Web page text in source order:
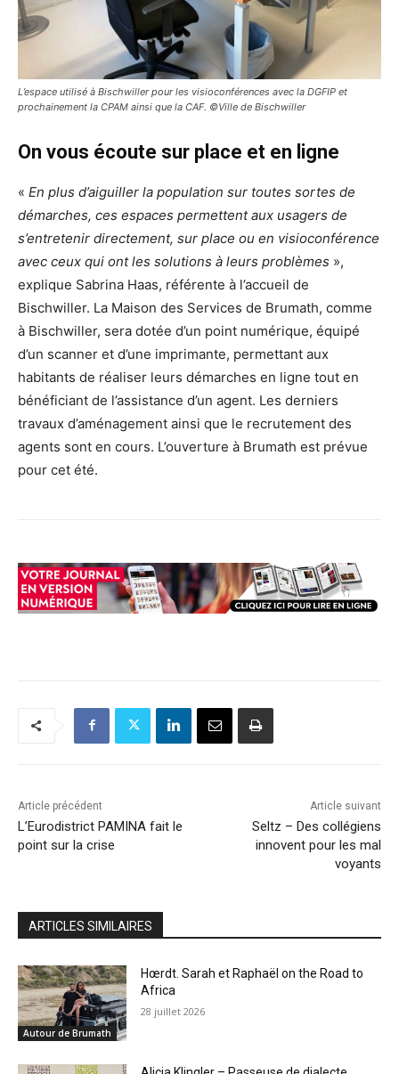
L’espace utilisé à Bischwiller pour les visioconférences avec la DGFIP et
prochainement la CPAM ainsi que la CAF. ©Ville de Bischwiller
On vous écoute sur place et en ligne
« En plus d’aiguiller la population sur toutes sortes de
démarches, ces espaces permettent aux usagers de
s’entretenir directement, sur place ou en visioconférence
avec ceux qui ont les solutions à leurs problèmes »,
explique Sabrina Haas, référente à l’accueil de
Bischwiller. La Maison des Services de Brumath, comme
à Bischwiller, sera dotée d’un point numérique, équipé
d’un scanner et d’une imprimante, permettant aux
habitants de réaliser leurs démarches en ligne tout en
bénéficiant de l’assistance d’un agent. Les derniers
travaux d’aménagement ainsi que le recrutement des
agents sont en cours. L’ouverture à Brumath est prévue
pour cet été.
Article précédent
L’Eurodistrict PAMINA fait le
point sur la crise
Article suivant
Seltz – Des collégiens
innovent pour les mal
voyants
ARTICLES SIMILAIRES
Autour de Brumath
Hœrdt. Sarah et Raphaël on the Road to
Africa
28 juillet 2026